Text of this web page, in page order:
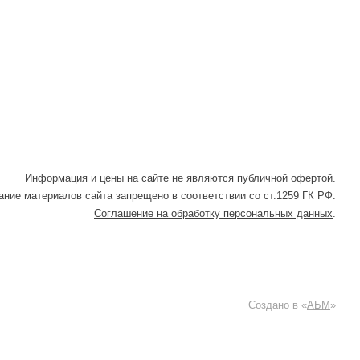
Информация и цены на сайте не являются публичной офертой.
материалов сайта запрещено в соответствии со ст.1259 ГК РФ.
Соглашение на обработку персональных данных.
Создано в «АБМ »